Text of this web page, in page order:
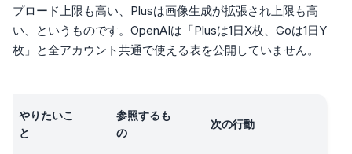
プロード上限も高い、Plusは画像生成が拡張され上限も高
い、というものです。OpenAIは「Plusは1日X枚、Goは1日Y
枚」と全アカウント共通で使える表を公開していません。
やりたいこ
と
参照するも
の
次の行動